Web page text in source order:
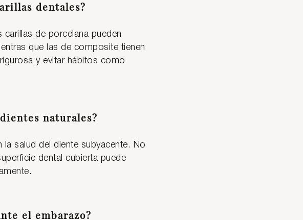
dentales?
carillas de porcelana pueden
que las de composite tienen
y evitar hábitos como
naturales?
salud del diente subyacente. No
dental cubierta puede
el embarazo?